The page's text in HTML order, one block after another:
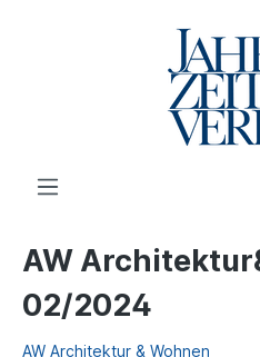
AW
02/2024
AW Architektur & Wohnen